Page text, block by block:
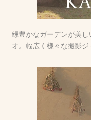
緑豊かなガーデンが美
オ。幅広く様々な撮影ジ